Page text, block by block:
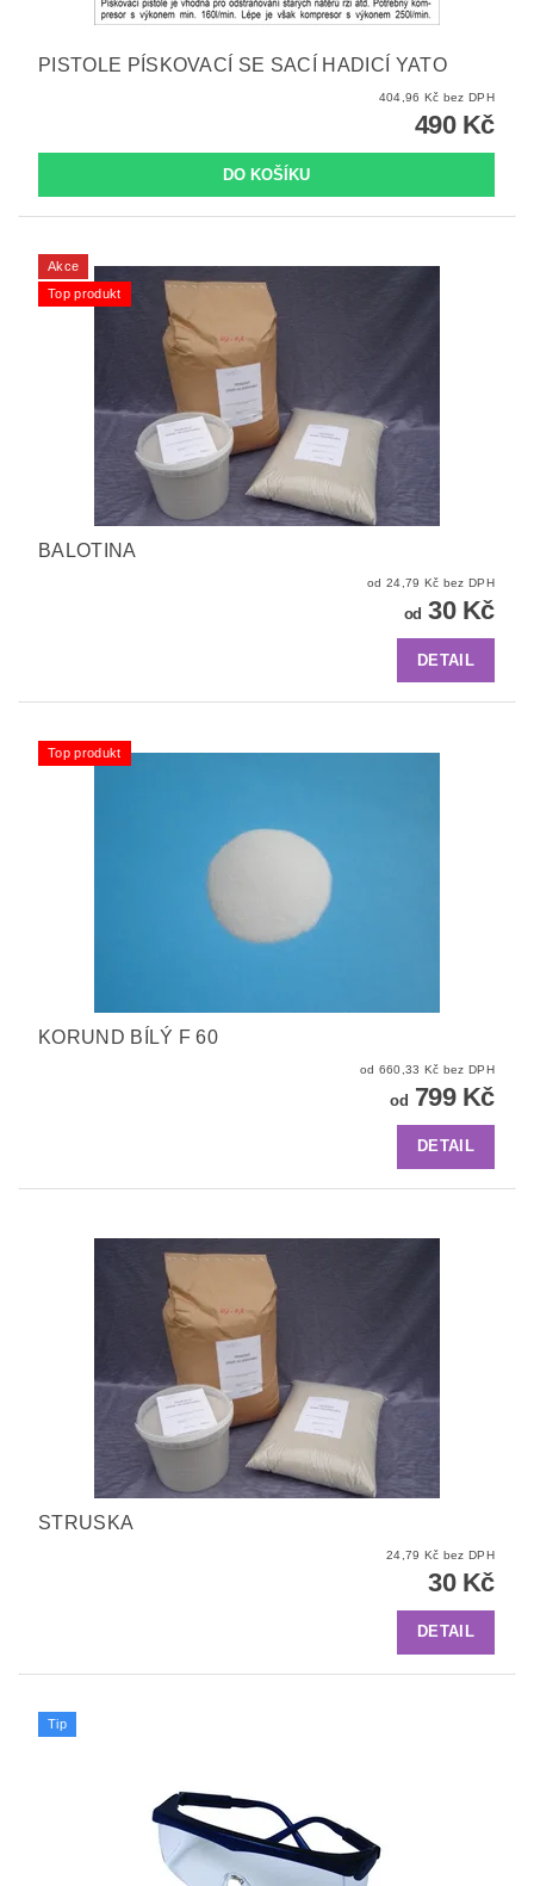
PISTOLE PÍSKOVACÍ SE SACÍ HADICÍ YATO
404,96 Kč bez DPH
490 Kč
Akce
Top produkt
BALOTINA
od 24,79 Kč bez DPH
od 30 Kč
DETAIL
Top produkt
KORUND BÍLÝ F 60
od 660,33 Kč bez DPH
od 799 Kč
DETAIL
STRUSKA
24,79 Kč bez DPH
30 Kč
DETAIL
Tip